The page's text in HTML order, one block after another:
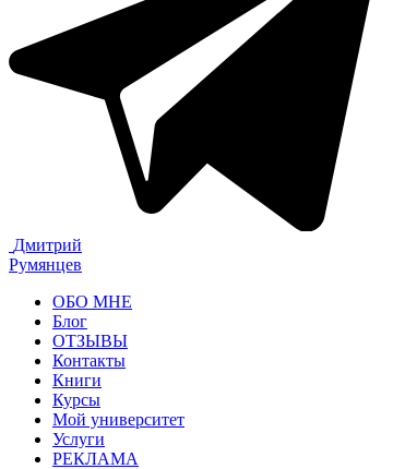
Дмитрий
Румянцев
ОБО МНЕ
Блог
ОТЗЫВЫ
Контакты
Книги
Курсы
Мой университет
Услуги
РЕКЛАМА